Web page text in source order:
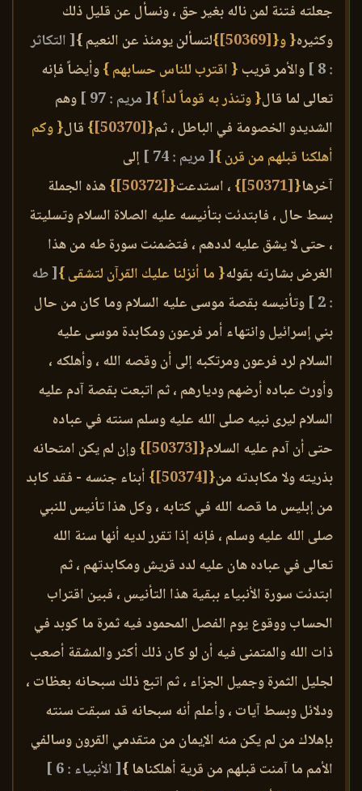
جعلته فتنة لمن ناله بغير حق ، ونسأل عن قليل ذلك
وكثيره{ و{[50369]
}لتسألن يومئذ عن النعيم }[ التكاثر
: 8 ]
والأمر قريب { اقترب للناس حسابهم }وأيضاً فإنه
تعالى لما قال{ وتنذر به قوماً لداً }[ مريم : 97 ]
وهم
الشديدو الخصومة في الباطل ، ثم{
[50370]
} قال{ وكم
أهلكنا قبلهم من قرن }[ مريم : 74 ]
إلى
آخرها{
[50371]
} ، استدعت{
[50372]
}هذه الجملة
بسط حال ، فابتدئت بتأنيسه عليه الصلاة السلام وتسليتة
، حتى لا يشق عليه لددهم ، فتضمنت سورة طه من هذا
الغرض بشارته بقوله{ ما أنزلنا عليك القرآن لتشقى }[ طه
: 2 ]
وتأنيسه بقصة موسى عليه السلام وما كان من حال
بني إسرائيل وانتهاء أمر فرعون ومكابدة موسى عليه
السلام لرد فرعون ومرتكبه إلى أن وقصه الله ، وأهلكه ،
وأورث عباده أرضهم وديارهم ، ثم اتبعت بقصة آدم عليه
السلام ليرى نبيه صلى الله عليه وسلم سنته في عباده
حتى أن آدم عليه السلام{
[50373]
}وإن لم يكن امتحانه
بذريته ولا مكابدته من{
[50374]
} أبناء جنسه - فقد كابد
من إبليس ما قصه الله في كتابه ، وكل هذا تأنيس للنبي
صلى الله عليه وسلم ، فإنه إذا تقرر لديه أنها سنة الله
تعالى في عباده هان عليه لدد قريش ومكابدتهم ، ثم
ابتدئت سورة الأنبياء ببقية هذا التأنيس ، فبين اقتراب
الحساب ووقوع يوم الفصل المحمود فيه ثمرة ما كوبد في
ذات الله والمتمنى فيه أن لو كان ذلك أكثر والمشقة أصعب
لجليل الثمرة وجميل الجزاء ، ثم اتبع ذلك سبحانه بعظات ،
ودلائل وبسط آيات ، وأعلم أنه سبحانه قد سبقت سنته
بإهلاك من لم يكن منه الإيمان من متقدمي القرون وسالفي
الأمم ما آمنت قبلهم من قرية أهلكناها }[ الأنبياء : 6 ]